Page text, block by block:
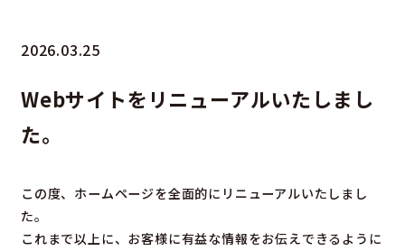
2026.03.25
Webサイトをリニューアルいたしまし
た。
この度、ホームページを全面的にリニューアルいたしまし
た。
これまで以上に、お客様に有益な情報をお伝えできるように